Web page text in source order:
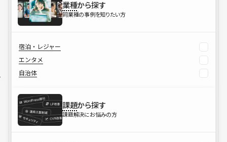
業種から探す
同業種の事例を知りたい方
宿泊・レジャー
エンタメ
自治体
課題から探す
課題解決にお悩みの方